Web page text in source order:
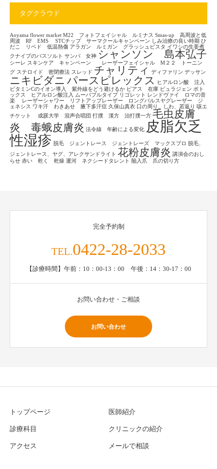
タグクラウド
Aoyama flower market M22 フォトフェイシャル ルミナス Smas-up 高周波と低
周波 RF EMS
STCチップ サーマクールキャンペーン しみ治療の良い時期 ひ
だこ リベド 低温熱傷 アラガン ルミガン グラッシュビスタ イワシの生姜煮
クナイプのバスソルト サンバ 女神 シャンソン 島本弘子
シーレ スキンケア キャンペーン レーザーフェイシャル M２２ トーニン
グ ステロイド 密閉療法 スレッド チャリティ ディファリン デッサン
ニキビダニ パースピレックス
ヒアルロン酸 注入
ビタミンCのイオン導入 紫外線をどう避けるか ピアス 在庫 ピュラジェン ボト
ックス ヒアルロン酸注入 ムーバブルタイプ リゴレット レンドヴァイ ロマの音
楽
レーザーシャワー リフトアップレーザー ロングパルスヤグレーザー ジ
ェネシス ワキ汗 わきあせ 腋下多汗症 久保山真衣 口の周り、しわ、若返り 咳エ
チケット
成蹊大学 混声合唱団 打撲 漢方 治打撲一方 毛虫皮膚
炎 毒蛾皮膚炎 法令線 年齢による変化
皮脂欠乏
性湿疹 脱毛 ジェントレース ジェントレーズ マックスプロ
脱毛、
ジェントレース、ヤグ、アレクサンドライト 花粉皮膚炎 講演会のおし
らせ 赤い 乾く 乾燥 運河 ネクシードタレント 陥入爪 爪の切り方
完全予約制
TEL.0422-28-2033
【診療時間】午前：10：00-13：00 午後：14：30-17：00
お問い合わせ・ご相談
お問い合わせ
トップページ 医師紹介
診療科目 クリニックの紹介
アクセス メールで相談